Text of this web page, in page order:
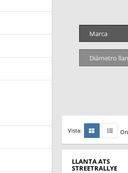
Marca
Diámetro
Vista:
LLANTA ATS
STREETRALLYE